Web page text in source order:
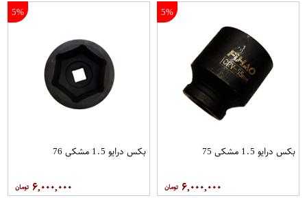
5%
بکس درایو 1.5 مشکی 75
۶,۰۰۰,۰۰۰
5%
بکس درایو 1.5 مشکی 76
۶,۰۰۰,۰۰۰